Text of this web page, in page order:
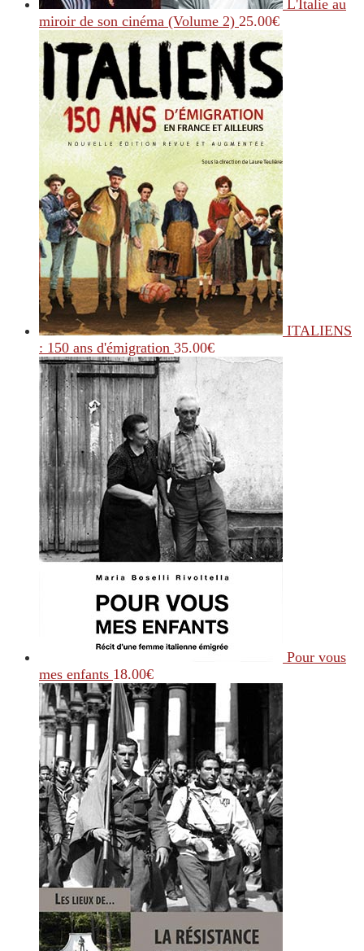
L'Italie au
miroir de son cinéma (Volume 2) 25.00€
ITALIENS
: 150 ans d'émigration 35.00€
Pour vous
mes enfants 18.00€